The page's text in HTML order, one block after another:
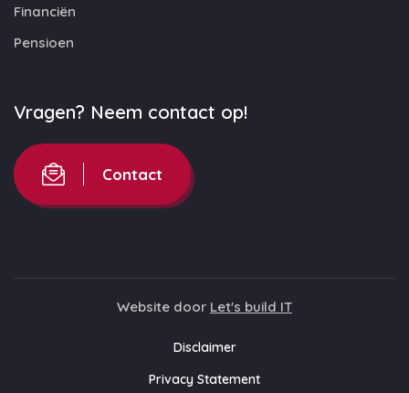
Financiën
Pensioen
Vragen? Neem contact op!
Contact
Website door Let's build IT
Disclaimer
Privacy Statement